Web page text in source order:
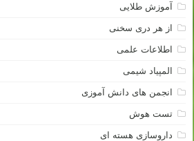
آموزش طلایی
از هر دری سخنی
اطلاعات علمی
المپیاد شیمی
انجمن های دانش آموزی
تست هوش
داروسازی هسته ای